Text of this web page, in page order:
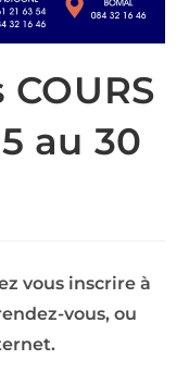
au 30
vous inscrire à
vous, ou